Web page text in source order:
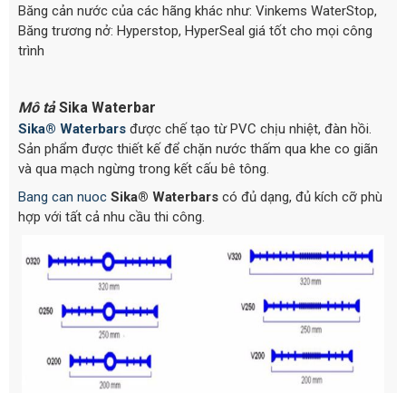
Băng cản nước của các hãng khác như: Vinkems WaterStop,
Băng trương nở: Hyperstop, HyperSeal giá tốt cho mọi công
trình
Mô tảSika Waterbar
Sika® Waterbars được chế tạo từ PVC chịu nhiệt, đàn hồi.
Sản phẩm được thiết kế để chặn nước thấm qua khe co giãn
và qua mạch ngừng trong kết cấu bê tông.
Bang can nuoc Sika® Waterbars có đủ dạng, đủ kích cỡ phù
hợp với tất cả nhu cầu thi công.